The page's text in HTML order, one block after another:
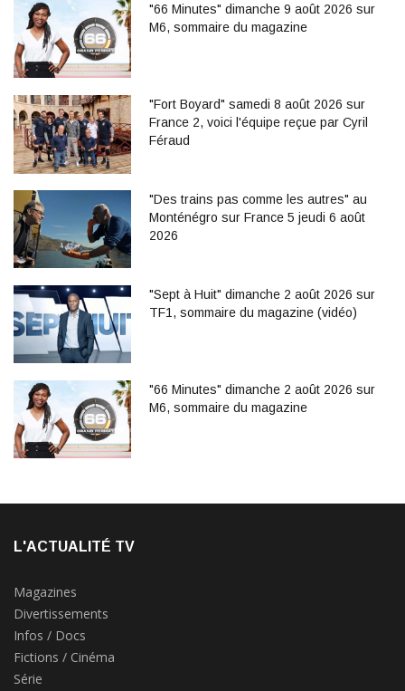
"66 Minutes" dimanche 9 août 2026 sur
M6, sommaire du magazine
"Fort Boyard" samedi 8 août 2026 sur
France 2, voici l'équipe reçue par Cyril
Féraud
"Des trains pas comme les autres" au
Monténégro sur France 5 jeudi 6 août
2026
"Sept à Huit" dimanche 2 août 2026 sur
TF1, sommaire du magazine (vidéo)
"66 Minutes" dimanche 2 août 2026 sur
M6, sommaire du magazine
L'ACTUALITÉ TV
Magazines
Divertissements
Infos / Docs
Fictions / Cinéma
Série